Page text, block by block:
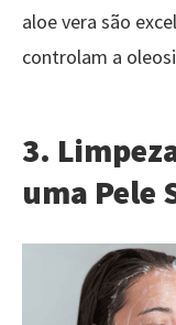
aloe vera são
controlam a
3.
uma Pele